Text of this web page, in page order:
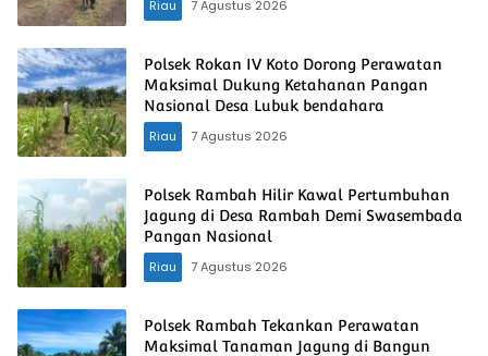
Riau 7 Agustus 2026
Polsek Rokan IV Koto Dorong Perawatan
Maksimal Dukung Ketahanan Pangan
Nasional Desa Lubuk bendahara
Riau
7 Agustus 2026
Polsek Rambah Hilir Kawal Pertumbuhan
Jagung di Desa Rambah Demi Swasembada
Pangan Nasional
Riau
7 Agustus 2026
Polsek Rambah Tekankan Perawatan
Maksimal Tanaman Jagung di Bangun